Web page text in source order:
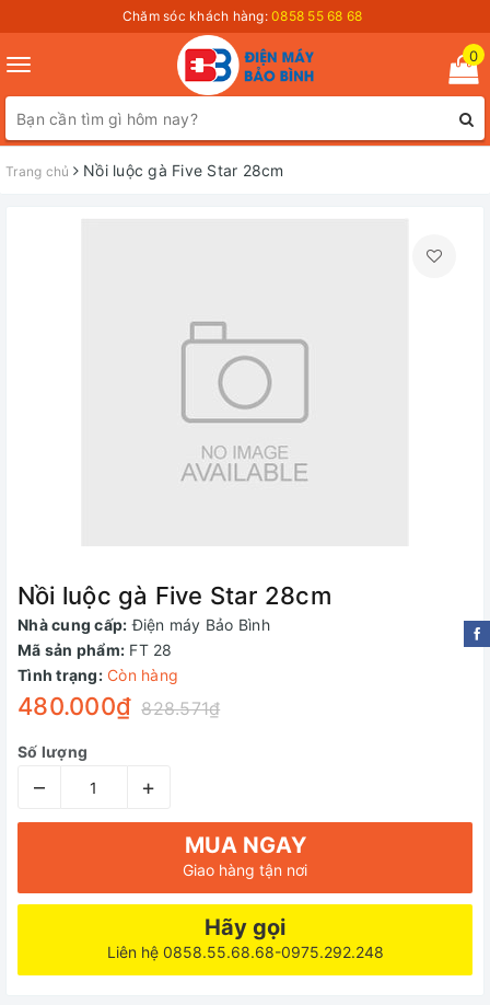
Chăm sóc khách hàng: 0858 55 68 68
Toggle
navigation
0
Trang chủ Nồi luộc gà Five Star 28cm
Nồi luộc gà Five Star 28cm
Nhà cung cấp: Điện máy Bảo Bình
Mã sản phẩm: FT 28
Tình trạng: Còn hàng
480.000₫ 828.571₫
Số lượng
– +
MUA NGAY
Giao hàng tận nơi
Hãy gọi
Liên hệ 0858.55.68.68-0975.292.248